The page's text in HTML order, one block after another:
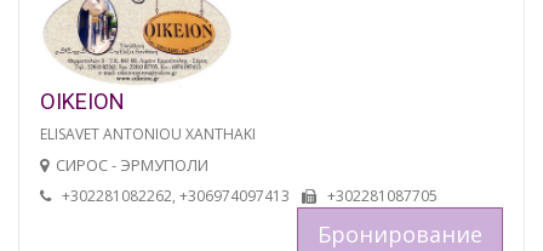
OIKEION
ELISAVET ANTONIOU XANTHAKI
СИРОС - ЭРМУПОЛИ
+302281082262, +306974097413 +302281087705
Бронирование